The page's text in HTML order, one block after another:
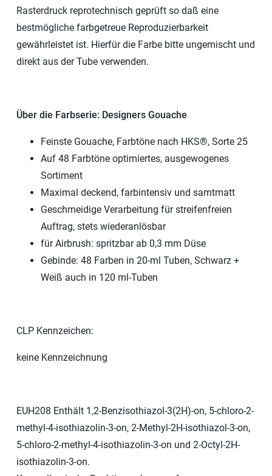
Rasterdruck reprotechnisch geprüft so daß eine
bestmögliche farbgetreue Reproduzierbarkeit
gewährleistet ist. Hierfür die Farbe bitte ungemischt und
direkt aus der Tube verwenden.
Über die Farbserie: Designers Gouache
Feinste Gouache, Farbtöne nach HKS®, Sorte 25
Auf 48 Farbtöne optimiertes, ausgewogenes
Sortiment
Maximal deckend, farbintensiv und samtmatt
Geschmeidige Verarbeitung für streifenfreien
Auftrag, stets wiederanlösbar
für Airbrush: spritzbar ab 0,3 mm Düse
Gebinde: 48 Farben in 20-ml Tuben, Schwarz +
Weiß auch in 120 ml-Tuben
CLP Kennzeichen:
keine Kennzeichnung
EUH208 Enthält 1,2-Benzisothiazol-3(2H)-on, 5-chloro-2-
methyl-4-isothiazolin-3-on, 2-Methyl-2H-isothiazol-3-on,
5-chloro-2-methyl-4-isothiazolin-3-on und 2-Octyl-2H-
isothiazolin-3-on.